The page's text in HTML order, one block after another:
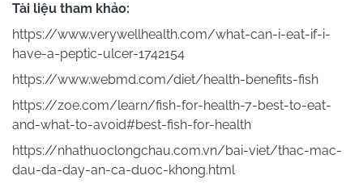
Tài liệu tham khảo:
https://www.verywellhealth.com/what-can-i-eat-if-i-
have-a-peptic-ulcer-1742154
https://www.webmd.com/diet/health-benefits-fish
https://zoe.com/learn/fish-for-health-7-best-to-eat-
and-what-to-avoid#best-fish-for-health
https://nhathuoclongchau.com.vn/bai-viet/thac-mac-
dau-da-day-an-ca-duoc-khong.html